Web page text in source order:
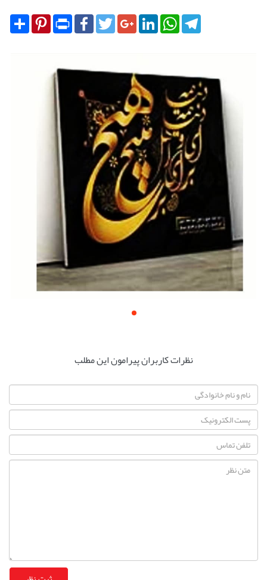
Share
Pinterest Print
FacebookTwitterGoogle+LinkedIn
WhatsAppTelegram
نظرات کاربران پیرامون این مطلب